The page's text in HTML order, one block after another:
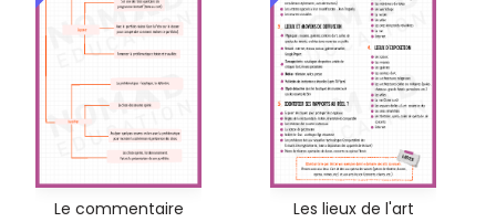
Le commentaire
Les lieux de l'art